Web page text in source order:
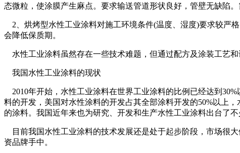
态微粒，使涂膜产生麻点。要求输送管道形状良好，管壁无缺陷
2、烘烤型水性工业涂料对施工环境条件(温度、湿度)要求较严
会降低保质期。
水性工业涂料虽然存在一些技术难题，但通过配方及涂装工艺
我国水性工业涂料的现状
2010年开始，水性工业涂料在世界工业涂料的比例已经达到
料的开发，美国对水性涂料的开发占其全部涂料开发的50%以上
的涂料。我国近年来也为研究、开发和生产水性工业涂料出台了
目前我国水性工业涂料的技术发展还是处于起步阶段，市场很
资品牌手中。